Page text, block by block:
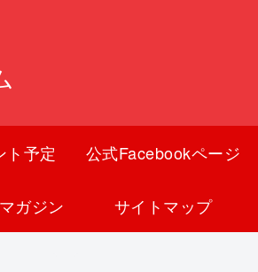
ト予定 公式Facebookページ
ガジン サイトマップ